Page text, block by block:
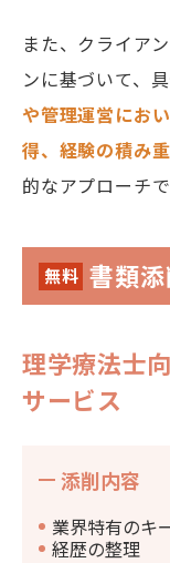
また、クライア
ンに基づいて、
や管理運営にお
得、経験の積み
的なアプローチ
無料 書類添
理学療法士
サービス
添削内容
業界特有のキ
経歴の整理